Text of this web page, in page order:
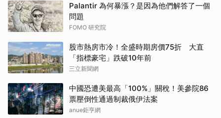
Palantir 為何暴漲？是因為他們解答了一個
問題
FOMO 研究院
股市熱房市冷！全盛時期房價75折 大直
「指標豪宅」跌破10年前
三立新聞網
中國恐遭美最高「100%」關稅！美參院86
票壓倒性通過制裁俄伊法案
anue鉅亨網